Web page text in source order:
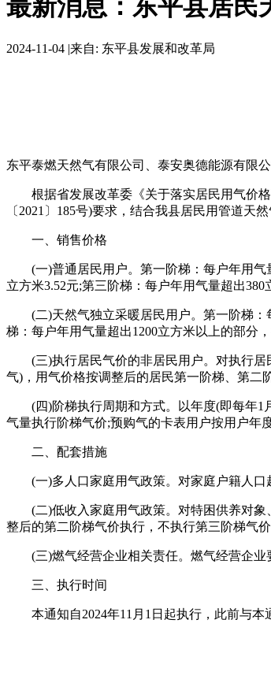
最新消息：东平县居民
2024-11-04 |来自: 东平县发展和改革局
东平泰燃天然气有限公司、泰安奥德能源有限公
根据省发展改革委《关于落实居民用气价格
〔2021〕185号)要求，结合我县居民用管道
一、销售价格
(一)普通居民用户。第一阶梯：每户年用气
立方米3.52元;第三阶梯：每户年用气量超出
(二)天然气独立采暖居民用户。第一阶梯：
梯：每户年用气量超出1200立方米以上的部分
(三)执行居民气价的非居民用户。对执行居
气)，用气价格按调整后的居民第一阶梯、第二
(四)阶梯执行周期和方式。以年度(即每年1月
气量执行阶梯气价;预购气的卡表用户按用户年
二、配套措施
(一)多人口家庭用气政策。对家庭户籍人口
(二)低收入家庭用气政策。对特困供养对象
整后的第二阶梯气价执行，不执行第三阶梯气价
(三)燃气经营企业相关责任。燃气经营企业
三、执行时间
本通知自2024年11月1日起执行，此前与本